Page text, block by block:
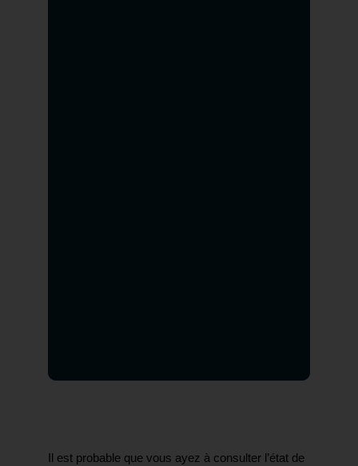
Il est probable que vous ayez à consulter l’état de